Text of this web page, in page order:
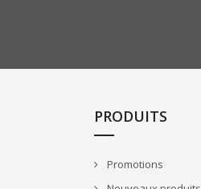
PRODUITS
Promotions